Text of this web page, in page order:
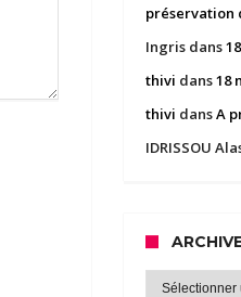
préservation
Ingris dans
thivi dans18
thivi dansA
IDRISSOU
Archives